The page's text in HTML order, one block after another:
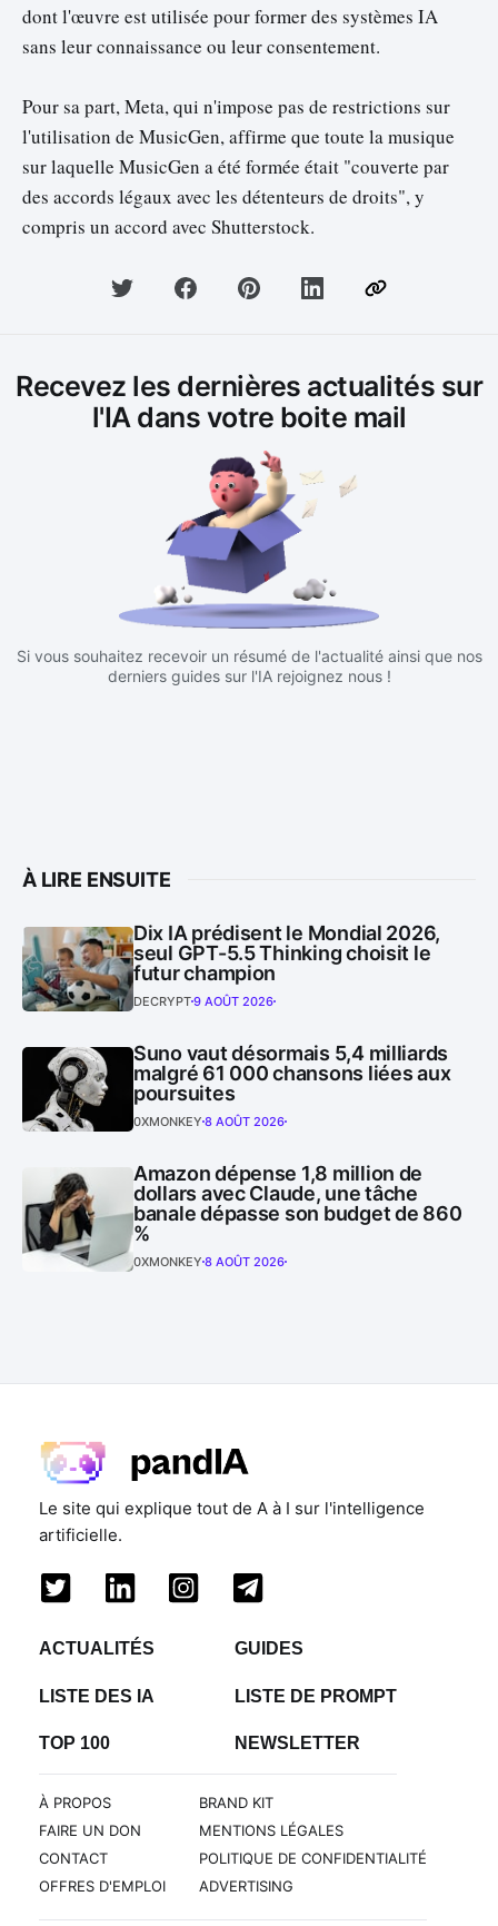
dont l'œuvre est utilisée pour former des systèmes IA
sans leur connaissance ou leur consentement.
Pour sa part, Meta, qui n'impose pas de restrictions sur
l'utilisation de MusicGen, affirme que toute la musique
sur laquelle MusicGen a été formée était "couverte par
des accords légaux avec les détenteurs de droits", y
compris un accord avec Shutterstock.
Recevez les dernières actualités sur
l'IA dans votre boite mail
Si vous souhaitez recevoir un résumé de l'actualité ainsi que nos
derniers guides sur l'IA rejoignez nous !
À LIRE ENSUITE
Dix IA prédisent le Mondial 2026,
seul GPT-5.5 Thinking choisit le
futur champion
DECRYPT9 AOÛT 2026
Suno vaut désormais 5,4 milliards
malgré 61 000 chansons liées aux
poursuites
0XMONKEY 8 AOÛT 2026
Amazon dépense 1,8 million de
dollars avec Claude, une tâche
banale dépasse son budget de 860
%
0XMONKEY 8 AOÛT 2026
Le site qui explique tout de A à I sur l'intelligence
artificielle.
ACTUALITÉS GUIDES
LISTE DES IA LISTE DE PROMPT
TOP 100 NEWSLETTER
À PROPOS
FAIRE UN DON
CONTACT
OFFRES D'EMPLOI
BRAND KIT
MENTIONS LÉGALES
POLITIQUE DE CONFIDENTIALITÉ
ADVERTISING